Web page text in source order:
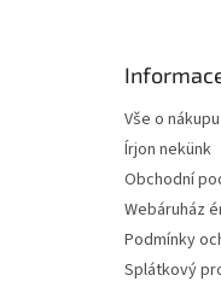
Vše o nákupu
Írjon nekünk
Obchodní
Webáruház
Podmínky
Splátkový